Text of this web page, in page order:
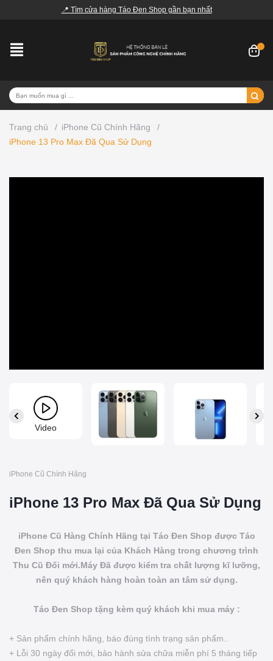
📍 Tìm cửa hàng Táo Đen Shop gần bạn nhất
Trang chủ / iPhone Cũ Chính Hãng
/
iPhone 13 Pro Max Đã Qua Sử Dụng
Video
iPhone Cũ Chính Hãng
iPhone 13 Pro Max Đã Qua Sử Dụng
iPhone Cũ Hàng Chính Hãng tại Táo Đen Shop được Táo
Đen Shop thu mua lại của Khách Hàng trong chương trình
Thu Cũ Đổi mới.Máy Đã được kiểm tra chất lượng kĩ lưỡng,
nên quý khách hàng hoàn toàn an tâm sử dụng.
Táo Đen Shop tặng kèm quý khách khi mua máy :
+ Sản phẩm chính hãng, báo đúng tình trạng sản phẩm..
+ Lỗi 30 ngày đổi mới, bảo hành sửa chữa miễn phí 5 tháng tiếp